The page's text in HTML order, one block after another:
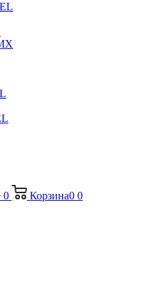
0 Корзина0 0